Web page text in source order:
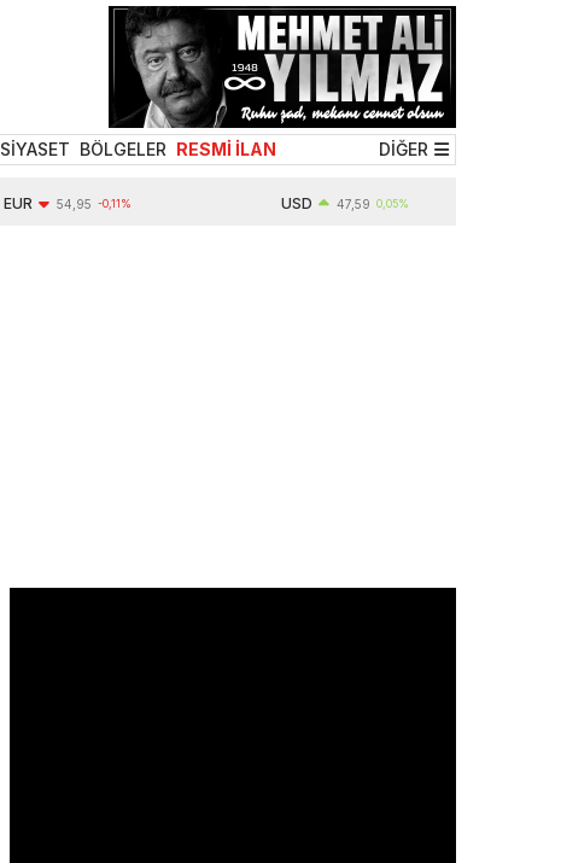
SİYASET BÖLGELER RESMİ İLAN DİĞER
54,95 -0,11% 47,59 0,05%